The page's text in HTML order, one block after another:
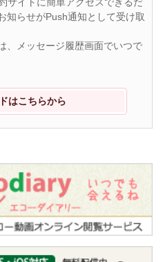
知らせがPush通知として受け取
、メッセージ履歴画面でいつで
はこちらから